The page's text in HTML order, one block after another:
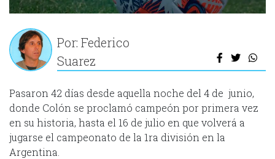
Por: Federico
Suarez
Pasaron 42 días desde aquella noche del 4 de junio,
donde Colón se proclamó campeón por primera vez
en su historia, hasta el 16 de julio en que volverá a
jugarse el campeonato de la 1ra división en la
Argentina.